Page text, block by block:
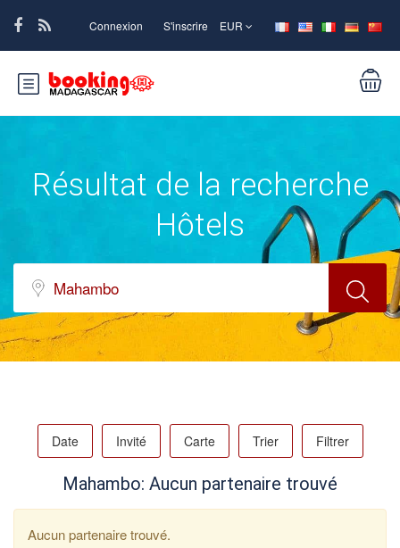
Connexion S'inscrire EUR
Résultat de la recherche
Hôtels
Date Invité Carte Trier Filtrer
Mahambo: Aucun partenaire trouvé
Aucun partenaire trouvé.